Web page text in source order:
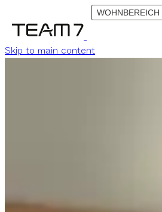
WOHNBEREICH
Skip to main content